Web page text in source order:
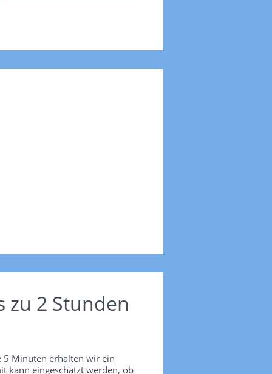
zu 2 Stunden
5 Minuten erhalten wir ein
kann eingeschätzt werden, ob